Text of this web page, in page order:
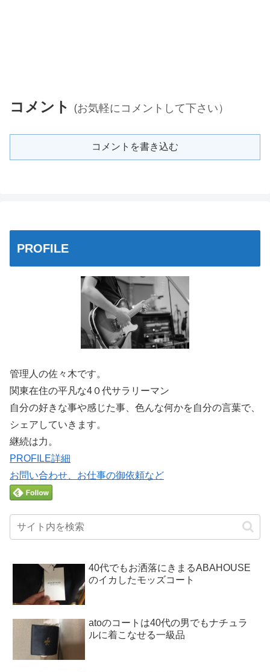
コメント (お気軽にコメントして下さい）
コメントを書き込む
PROFILE
管理人の佐々木です。
関東在住の平凡な4０代サラリーマン
自分の好きな事や感じた事、色んな何かを自分の言葉で、
シェアしていきます。
継続は力。
PROFILE詳細
お問い合わせ、お仕事の御依頼など
40代でもお洒落にきまるABAHOUSE
のイカしたモッズコート
atoのコートは40代の男でもナチュラ
ルに着こなせる一級品